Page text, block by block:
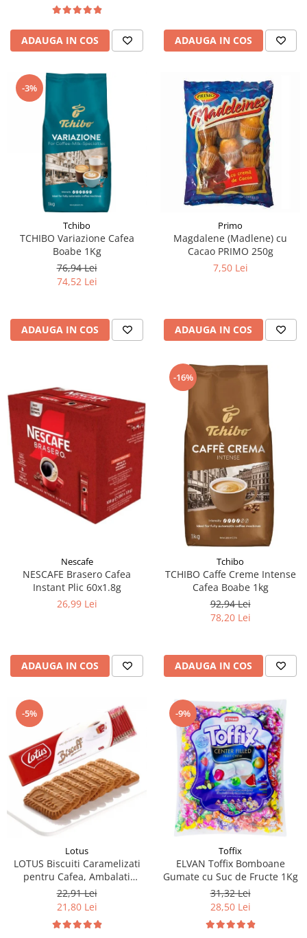
ADAUGA IN COS ADAUGA IN COS
-3%
Tchibo
TCHIBO Variazione Cafea
Boabe 1Kg
76,94 Lei
74,52 Lei
ADAUGA IN COS
Primo
Magdalene (Madlene) cu
Cacao PRIMO 250g
7,50 Lei
ADAUGA IN COS
Nescafe
NESCAFE Brasero Cafea
Instant Plic 60x1.8g
26,99 Lei
ADAUGA IN COS
-16%
Tchibo
TCHIBO Caffe Creme Intense
Cafea Boabe 1kg
92,94 Lei
78,20 Lei
ADAUGA IN COS
-5%
Lotus
LOTUS Biscuiti Caramelizati
pentru Cafea, Ambalati
Individual 50buc 312.5g
22,91 Lei
21,80 Lei
-9%
Toffix
ELVAN Toffix Bomboane
Gumate cu Suc de Fructe 1Kg
31,32 Lei
28,50 Lei